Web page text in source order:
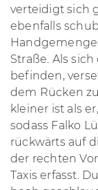
verteidigt sich
ebenfalls
Straße. Als
befinden,
dem Rücken
kleiner ist als
sodass Falko
rückwärts auf
der rechten
Taxis erfasst.